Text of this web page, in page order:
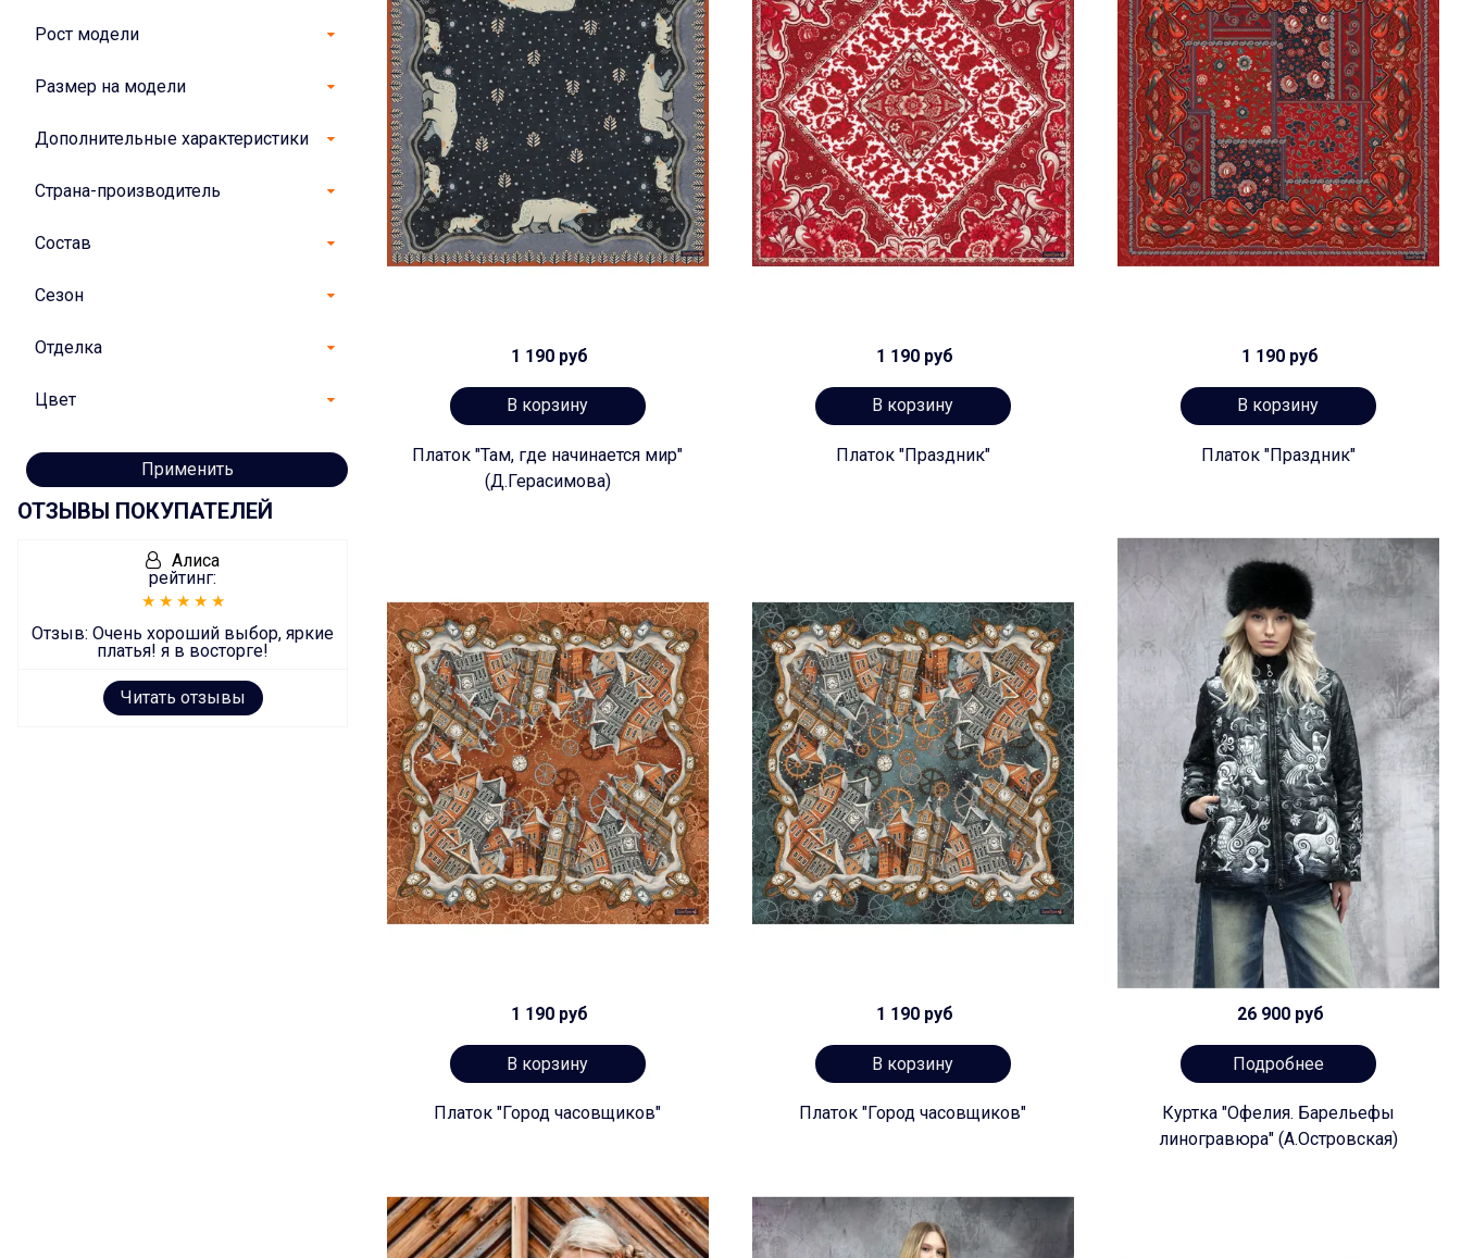
1 190 руб
В корзину
Платок "Там, где начинается мир"
(Д.Герасимова)
1 190 руб
В корзину
Платок "Праздник"
1 190 руб
В корзину
Платок "Праздник"
1 190 руб
В корзину
Платок "Город часовщиков"
1 190 руб
В корзину
Платок "Город часовщиков"
26 900 руб
Подробнее
Куртка "Офелия. Барельефы
линогравюра" (А.Островская)
Рост модели
Размер на модели
Дополнительные характеристики
Страна-производитель
Состав
Сезон
Отделка
Цвет
Применить
ОТЗЫВЫ ПОКУПАТЕЛЕЙ
Алиса
рейтинг:
Отзыв: Очень хороший выбор, яркие
платья! я в восторге!
Читать отзывы